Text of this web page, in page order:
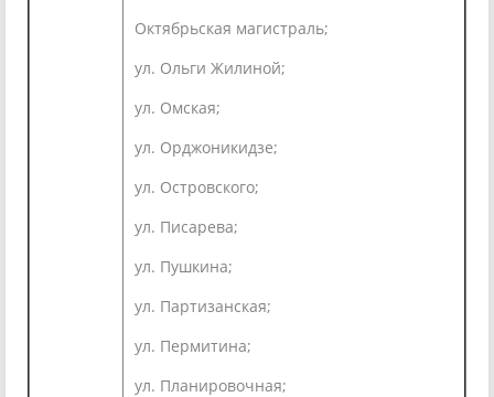
Октябрьская магистраль;
ул. Ольги Жилиной;
ул. Омская;
ул. Орджоникидзе;
ул. Островского;
ул. Писарева;
ул. Пушкина;
ул. Партизанская;
ул. Пермитина;
ул. Планировочная;